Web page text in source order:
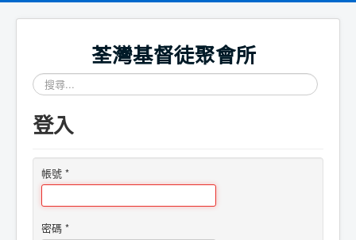
荃灣基督徒聚會所
搜
尋...
登入
帳號 *
密碼 *